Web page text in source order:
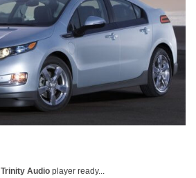
Trinity Audio player ready...